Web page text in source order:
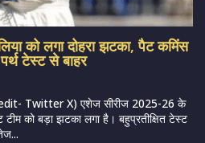
को लगा दोहरा झटका, पैट कमिंस
टेस्ट से बाहर
Twitter X) एशेज सीरीज 2025-26 के
को बड़ा झटका लगा है। बहुप्रतीक्षित टेस्ट